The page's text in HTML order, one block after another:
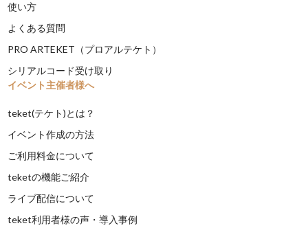
使い方
よくある質問
PRO ARTEKET（プロアルテケト）
シリアルコード受け取り
イベント主催者様へ
teket(テケト)とは？
イベント作成の方法
ご利用料金について
teketの機能ご紹介
ライブ配信について
teket利用者様の声・導入事例